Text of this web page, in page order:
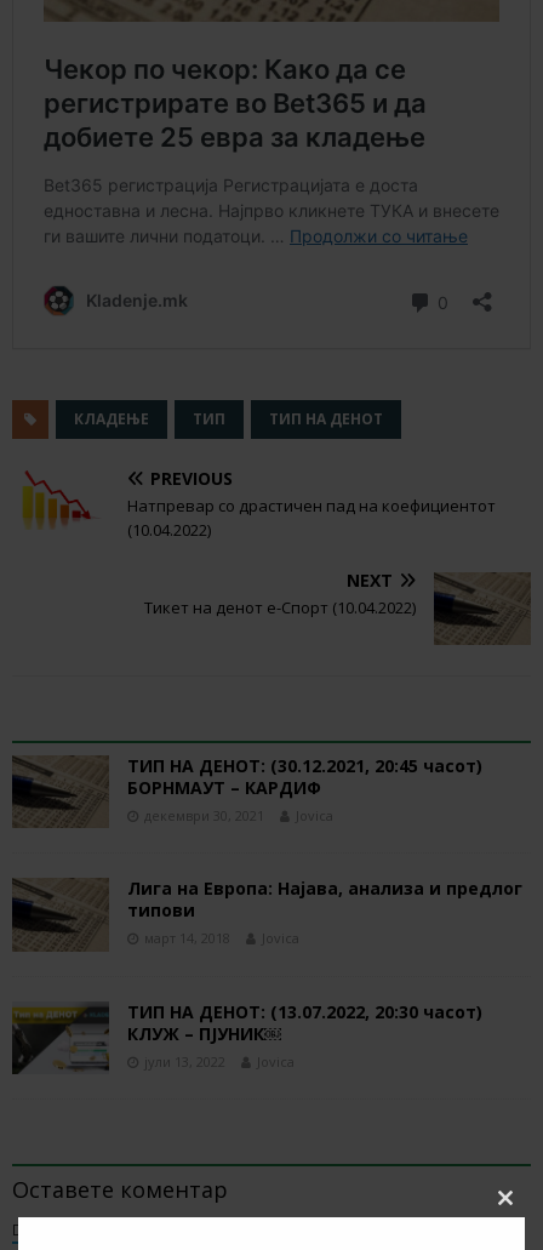
КЛАДЕЊЕ ТИП ТИП НА ДЕНОТ
PREVIOUS
Натпревар со драстичен пад на коефициентот
(10.04.2022)
NEXT
Тикет на денот е-Спорт (10.04.2022)
ТИП НА ДЕНОТ: (30.12.2021, 20:45 часот)
БОРНМАУТ – КАРДИФ
декември 30, 2021 Jovica
Лига на Европа: Најава, анализа и предлог
типови
март 14, 2018 Jovica
ТИП НА ДЕНОТ: (13.07.2022, 20:30 часот)
КЛУЖ – ПЈУНИК￼
јули 13, 2022 Jovica
Оставете коментар
Default Comments (0)
Close